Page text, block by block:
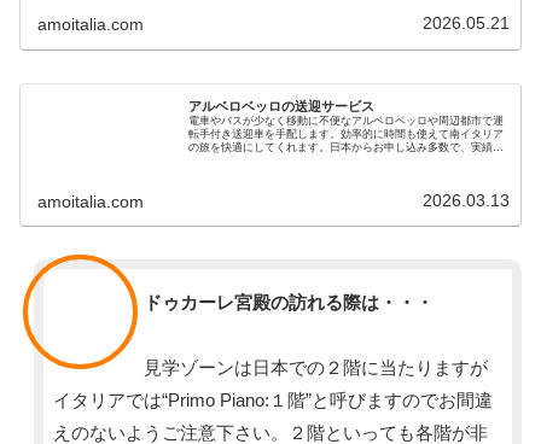
amoitalia.com 2026.05.21
アルベロベッロの送迎サービス
電車やバスが少なく移動に不便なアルベロベッロや周辺都市で運
転手付き送迎車を手配します。効率的に時間も使えて南イタリア
の旅を快適にしてくれます。日本からお申し込み多数で、実績の
amoitalia.com 2026.03.13
ドゥカーレ宮殿の訪れる際は・・・
見学ゾーンは日本での２階に当たりますが
イタリアでは“Primo Piano:１階”と呼びますのでお間違
えのないようご注意下さい。２階といっても各階が非